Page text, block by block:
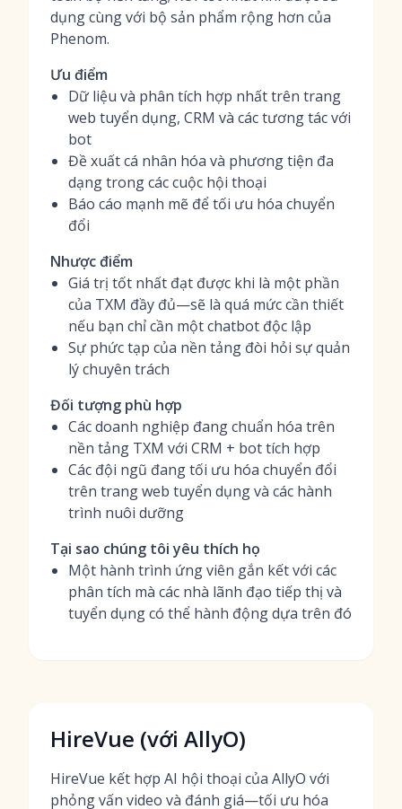
dụng cùng với bộ sản phẩm rộng hơn của
Phenom.
Ưu điểm
Dữ liệu và phân tích hợp nhất trên trang
web tuyển dụng, CRM và các tương tác với
bot
Đề xuất cá nhân hóa và phương tiện đa
dạng trong các cuộc hội thoại
Báo cáo mạnh mẽ để tối ưu hóa chuyển
đổi
Nhược điểm
Giá trị tốt nhất đạt được khi là một phần
của TXM đầy đủ—sẽ là quá mức cần thiết
nếu bạn chỉ cần một chatbot độc lập
Sự phức tạp của nền tảng đòi hỏi sự quản
lý chuyên trách
Đối tượng phù hợp
Các doanh nghiệp đang chuẩn hóa trên
nền tảng TXM với CRM + bot tích hợp
Các đội ngũ đang tối ưu hóa chuyển đổi
trên trang web tuyển dụng và các hành
trình nuôi dưỡng
Tại sao chúng tôi yêu thích họ
Một hành trình ứng viên gắn kết với các
phân tích mà các nhà lãnh đạo tiếp thị và
tuyển dụng có thể hành động dựa trên đó
HireVue (với AllyO)
HireVue kết hợp AI hội thoại của AllyO với
phỏng vấn video và đánh giá—tối ưu hóa